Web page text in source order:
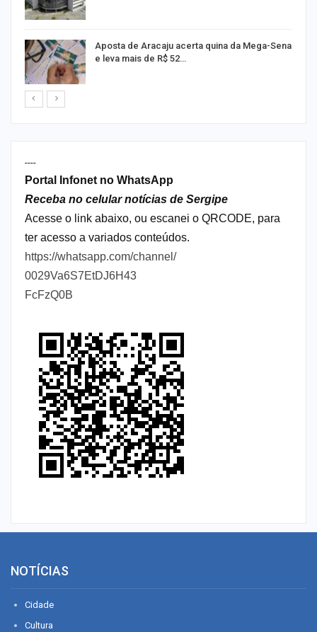
Aposta de Aracaju acerta quina da Mega-Sena
e leva mais de R$ 52…
----
Portal Infonet no WhatsApp
Receba no celular notícias de Sergipe
Acesse o link abaixo, ou escanei o QRCODE, para
ter acesso a variados conteúdos.
https://whatsapp.com/channel/
0029Va6S7EtDJ6H43
FcFzQ0B
NOTÍCIAS
Cidade
Cultura